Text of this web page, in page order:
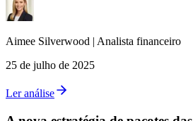
Aimee Silverwood | Analista financeiro
25 de julho de 2025
Ler análise